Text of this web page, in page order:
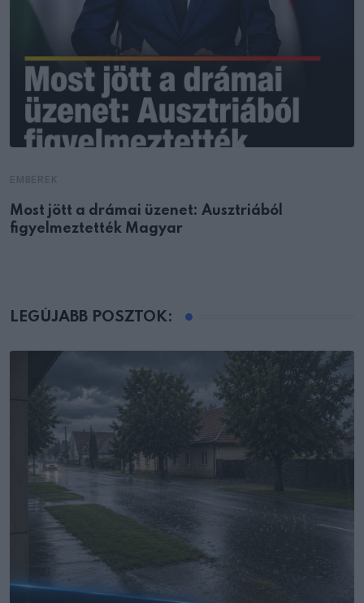
Most jött a drámai üzenet: Ausztriából
figyelmeztették Magyar
LEGÚJABB POSZTOK: